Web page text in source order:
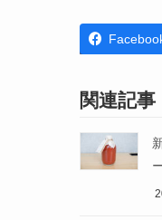
関連記事